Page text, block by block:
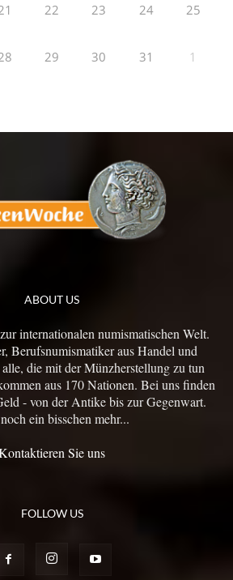
22 23 24 25
29 30 31 1
ABOUT US
internationalen numismatischen Welt.
Berufsnumismatiker aus Handel und
die mit der Münzherstellung zu tun
aus 170 Nationen. Bei uns finden
- von der Antike bis zur Gegenwart.
ein bisschen mehr...
Sie uns
FOLLOW US